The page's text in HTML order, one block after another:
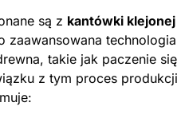
są z kantówki klejonej
zaawansowana technologia
takie jak paczenie się
z tym proces produkcji